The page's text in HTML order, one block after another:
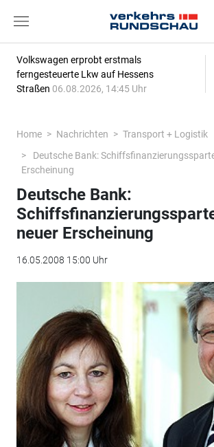
Volkswagen erprobt erstmals
ferngesteuerte Lkw auf Hessens
Straßen 06.08.2026, 14:45 Uhr
Home Nachrichten
Transport + Logistik
Deutsche Bank:
Erscheinung
Deutsche Bank:
neuer Erscheinung
16.05.2008 15:00 Uhr